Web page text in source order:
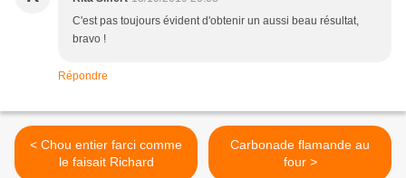
C'est pas toujours évident d'obtenir un aussi beau résultat,
bravo !
Répondre
< Chou entier farci comme
le faisait Richard
Carbonade flamande au
four >